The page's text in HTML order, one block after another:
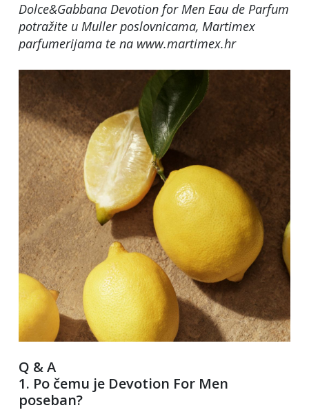
Dolce&Gabbana Devotion for Men Eau de Parfum
potražite u Muller poslovnicama, Martimex
parfumerijama te na www.martimex.hr
Q & A
1. Po čemu je Devotion For Men
poseban?